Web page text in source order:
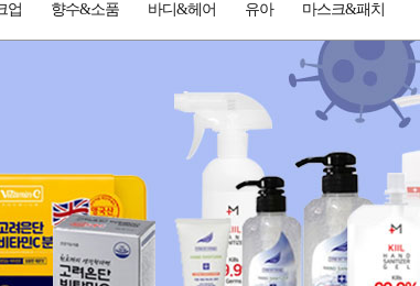
업 향수&소품 바디&헤어 유아 마스크&패치